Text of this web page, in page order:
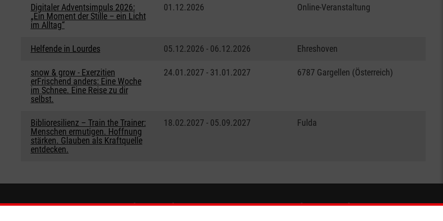
Digitaler Adventsimpuls 2026:
„Ein Moment der Stille – ein Licht
im Alltag“
01.12.2026 Online-Veranstaltung
Helfende in Lourdes 05.12.2026 - 06.12.2026 Ehreshoven
snow & grow - Exerzitien
erFrischend anders: Eine Woche
im Schnee. Eine Reise zu dir
selbst.
24.01.2027 - 31.01.2027 6787 Gargellen (Österreich)
Biblioresilienz – Train the Trainer:
Menschen ermutigen. Hoffnung
stärken. Glauben als Kraftquelle
entdecken.
18.02.2027 - 05.09.2027 Fulda
Malteser online Soziale Netzwerke